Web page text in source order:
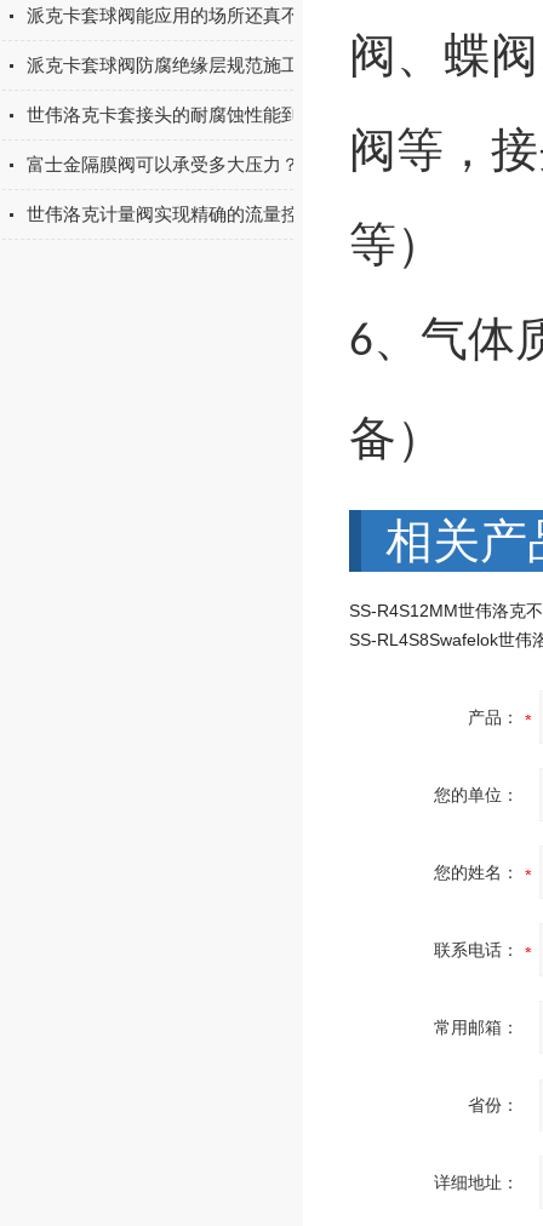
派克卡套球阀能应用的场所还真不少
派克卡套球阀防腐绝缘层规范施工大有文章
世伟洛克卡套接头的耐腐蚀性能到底怎么样？
富士金隔膜阀可以承受多大压力？
世伟洛克计量阀实现精确的流量控制
阀、蝶
阀等，
等）
6、 气体
备）
相关产
产品：
您的单位：
您的姓名：
联系电话：
常用邮箱：
省份：
详细地址：